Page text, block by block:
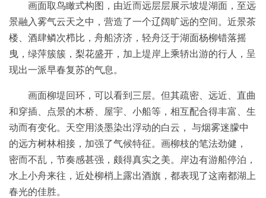
画面取鸟瞰式构图，由近而远层层展示坡堤湖面，至远
景融入雾气云天之中，营造了一个辽阔旷远的空间。近景茶
楼、酒肆鳞次栉比，舟船济济，轻舟泛于湖面杨柳错落摇
曳，绿萍簇簇，梨花盛开，加上堤岸上乘轿出游的行人，呈
现出一派早春复苏的气息。
画面柳堤回环，可以看到三层。但其疏密、远近、直曲
和穿插、点景的木桥、屋宇、小船等，相互配合得丰富、生
动而有变化。天空用淡墨染出浮动的白云， 与烟雾迷朦中
的远方树林相接，加强了气候特征。画柳枝的笔法劲健，
密而不乱，节奏感甚强，颇得真实之美。岸边有游船停泊，
水上小舟来往，近处柳梢上露出酒旗，都表现了这南都湖上
春光的佳胜。